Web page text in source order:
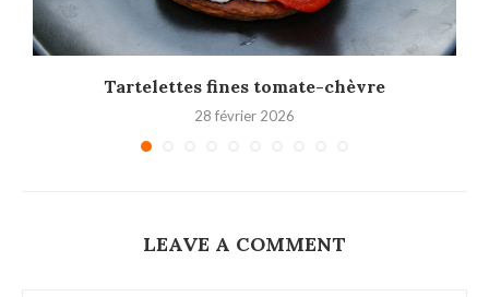
Tartelettes fines tomate-chèvre
28 février 2026
LEAVE A COMMENT